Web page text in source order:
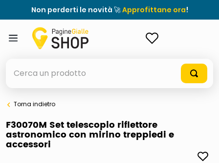
Non perderti le novità 🚀Approfittane ora!
elenchi telefonici
meme
Torna indietro
F30070M Set telescopio riflettore
astronomico con mirino treppiedi e
accessori